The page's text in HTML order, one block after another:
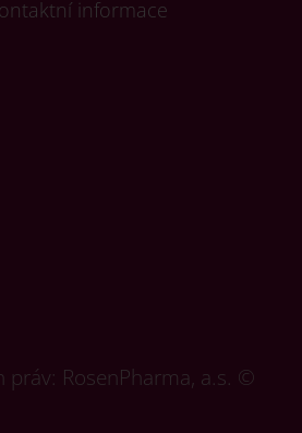
informace
práv: RosenPharma, a.s. ©